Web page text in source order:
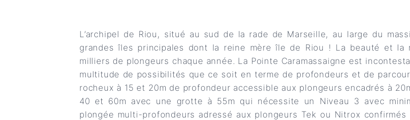
L’archipel de Riou, situé au sud de la rade de Marseille, au large du
grandes îles principales dont la reine mère île de Riou ! La beauté et
milliers de plongeurs chaque année. La Pointe Caramassaigne est
multitude de possibilités que ce soit en terme de profondeurs et de
rocheux à 15 et 20m de profondeur accessible aux plongeurs encadrés à
40 et 60m avec une grotte à 55m qui nécessite un Niveau 3 avec
plongée multi-profondeurs adressé aux plongeurs Tek ou Nitrox